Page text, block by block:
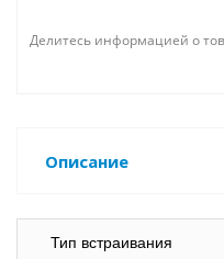
Делитесь информацией о
Описание
Тип встраивания